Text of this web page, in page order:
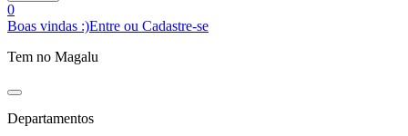
0
Boas vindas :)Entre ou Cadastre-se
Tem no Magalu
Departamentos